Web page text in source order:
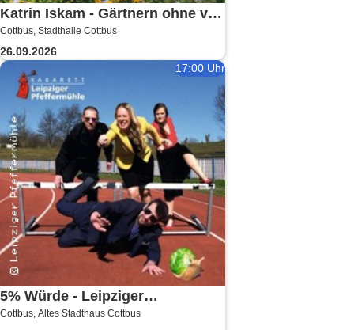
Katrin Iskam - Gärtnern ohne viel
Geschiss
Cottbus, Stadthalle Cottbus
26.09.2026
17:00 Uhr
5% Würde - Leipziger
Pfeffermühle
Cottbus, Altes Stadthaus Cottbus